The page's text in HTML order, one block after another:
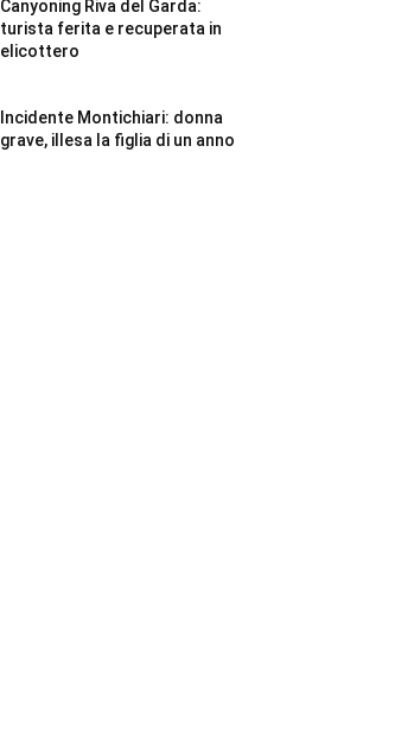
Canyoning Riva del Garda:
turista ferita e recuperata in
elicottero
Incidente Montichiari: donna
grave, illesa la figlia di un anno